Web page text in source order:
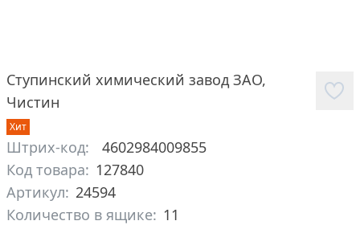
Ступинский химический завод ЗАО,
Чистин
Хит
Штрих-код:
4602984009855
Код товара: 127840
Артикул: 24594
Количество в ящике: 11